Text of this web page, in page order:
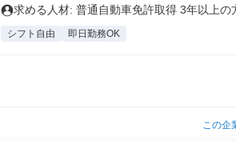
求める人材: 普通自動車免許取得 3年以上の
シフト自由 即日勤務OK
この企